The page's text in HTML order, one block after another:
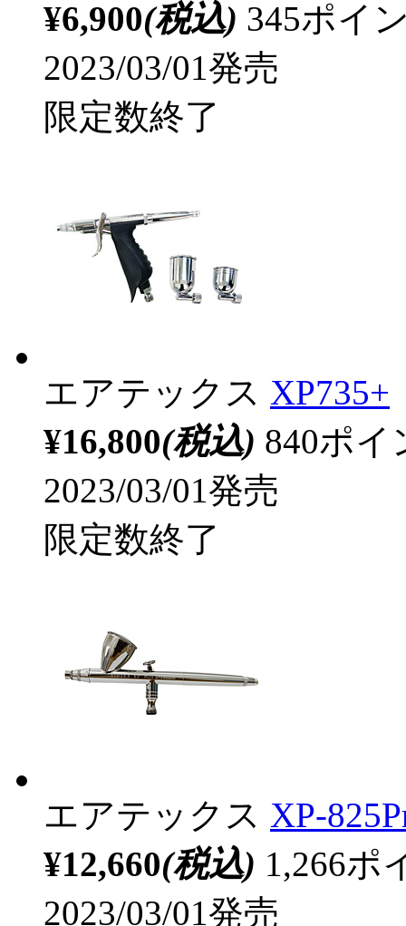
¥6,900(税込) 345ポイ
2023/03/01発売
限定数終了
エアテックス XP735+
¥16,800(税込) 840ポ
2023/03/01発売
限定数終了
エアテックス XP-
¥12,660(税込) 1,266ポ
2023/03/01発売